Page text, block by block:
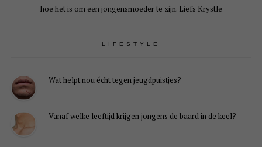
hoe het is om een jongensmoeder te zijn. Liefs Krystle
LIFESTYLE
Wat helpt nou écht tegen jeugdpuistjes?
Vanaf welke leeftijd krijgen jongens de baard in de keel?